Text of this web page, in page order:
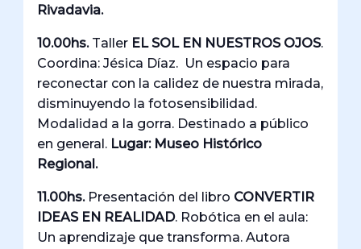
Rivadavia.
10.00hs. Taller EL SOL EN NUESTROS OJOS.
Coordina: Jésica Díaz. Un espacio para
reconectar con la calidez de nuestra mirada,
disminuyendo la fotosensibilidad.
Modalidad a la gorra. Destinado a público
en general. Lugar: Museo Histórico
Regional.
11.00hs. Presentación del libro CONVERTIR
IDEAS EN REALIDAD. Robótica en el aula:
Un aprendizaje que transforma. Autora